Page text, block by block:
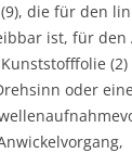
die für den
ist, für den
oder